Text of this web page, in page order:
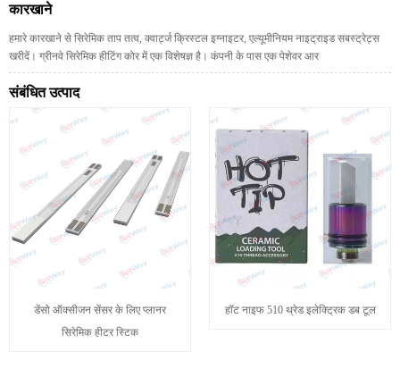
कारखाने
हमारे कारखाने से सिरेमिक ताप तत्व, क्वार्ट्ज क्रिस्टल इग्नाइटर, एल्यूमीनियम नाइट्राइड सबस्ट्रेट्स
खरीदें। ग्रीनवे सिरेमिक हीटिंग कोर में एक विशेषज्ञ है। कंपनी के पास एक पेशेवर आर
संबंधित उत्पाद
डेंसो ऑक्सीजन सेंसर के लिए प्लानर
सिरेमिक हीटर स्टिक
हॉट नाइफ 510 थ्रेड इलेक्ट्रिक डब टूल